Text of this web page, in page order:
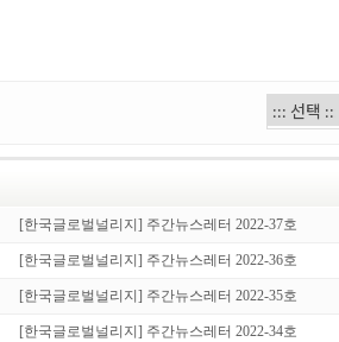
[한국글로벌널리지] 주간뉴스레터 2022-37호
[한국글로벌널리지] 주간뉴스레터 2022-36호
[한국글로벌널리지] 주간뉴스레터 2022-35호
[한국글로벌널리지] 주간뉴스레터 2022-34호